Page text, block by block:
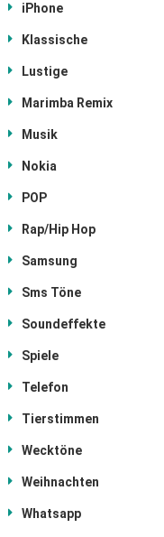
iPhone
Klassische
Lustige
Marimba Remix
Musik
Nokia
POP
Rap/Hip Hop
Samsung
Sms Töne
Soundeffekte
Spiele
Telefon
Tierstimmen
Wecktöne
Weihnachten
Whatsapp